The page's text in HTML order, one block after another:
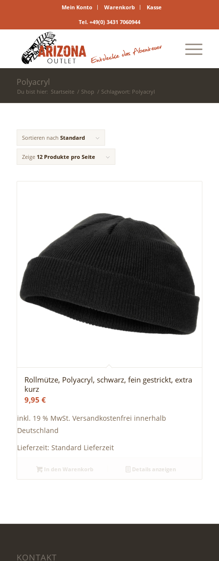
Mein Konto Warenkorb
Kasse
Tel. +49(0) 3431 7060944
Polyacryl
Du bist hier: Startseite / Shop / Schlagwort: Polyacryl
Sortieren nach Standard
Zeige 12 Produkte pro Seite
Rollmütze, Polyacryl, schwarz, fein gestrickt, extra
kurz
9,95 €
inkl. 19 % MwSt. Versandkostenfrei innerhalb
Deutschland
Lieferzeit: Standard Lieferzeit
In den Warenkorb Details anzeigen
KONTAKT